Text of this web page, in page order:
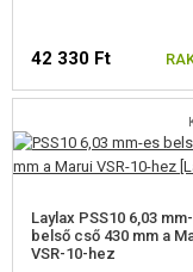
CÉLOK, LŐLAP
OUTDOOR,
ÉPÍTŐKÉSZLETEK,
42 330 Ft
Laylax PSS10 6,03
belső cső 430 mm a
VSR-10-hez